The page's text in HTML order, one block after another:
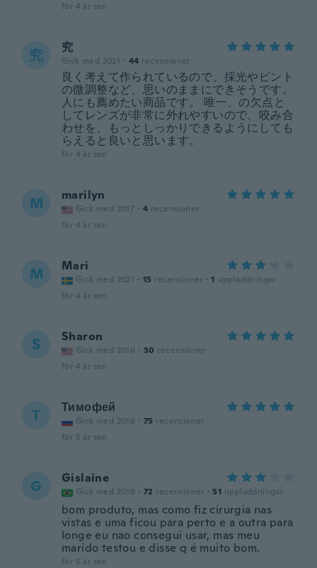
för 4 år sen
究 究
Gick med 2021 · 44 recensioner
良く考えて作られているので、採光やピント
の微調整など、思いのままにできそうです。
人にも薦めたい商品です。 唯一、の欠点と
してレンズが非常に外れやすいので、咬み合
わせを、もっとしっかりできるようにしても
らえると良いと思います。
för 4 år sen
M marilyn
Gick med 2017 · 4 recensioner
för 4 år sen
M Mari
Gick med 2021 · 15 recensioner · 1 uppladdningar
för 4 år sen
S Sharon
Gick med 2016 · 30 recensioner
för 4 år sen
Т Тимофей
Gick med 2018 · 75 recensioner
för 5 år sen
G Gislaine
Gick med 2018 · 72 recensioner · 51 uppladdningar
bom produto, mas como fiz cirurgia nas
vistas e uma ficou para perto e a outra para
longe eu nao consegui usar, mas meu
marido testou e disse q é muito bom.
för 5 år sen